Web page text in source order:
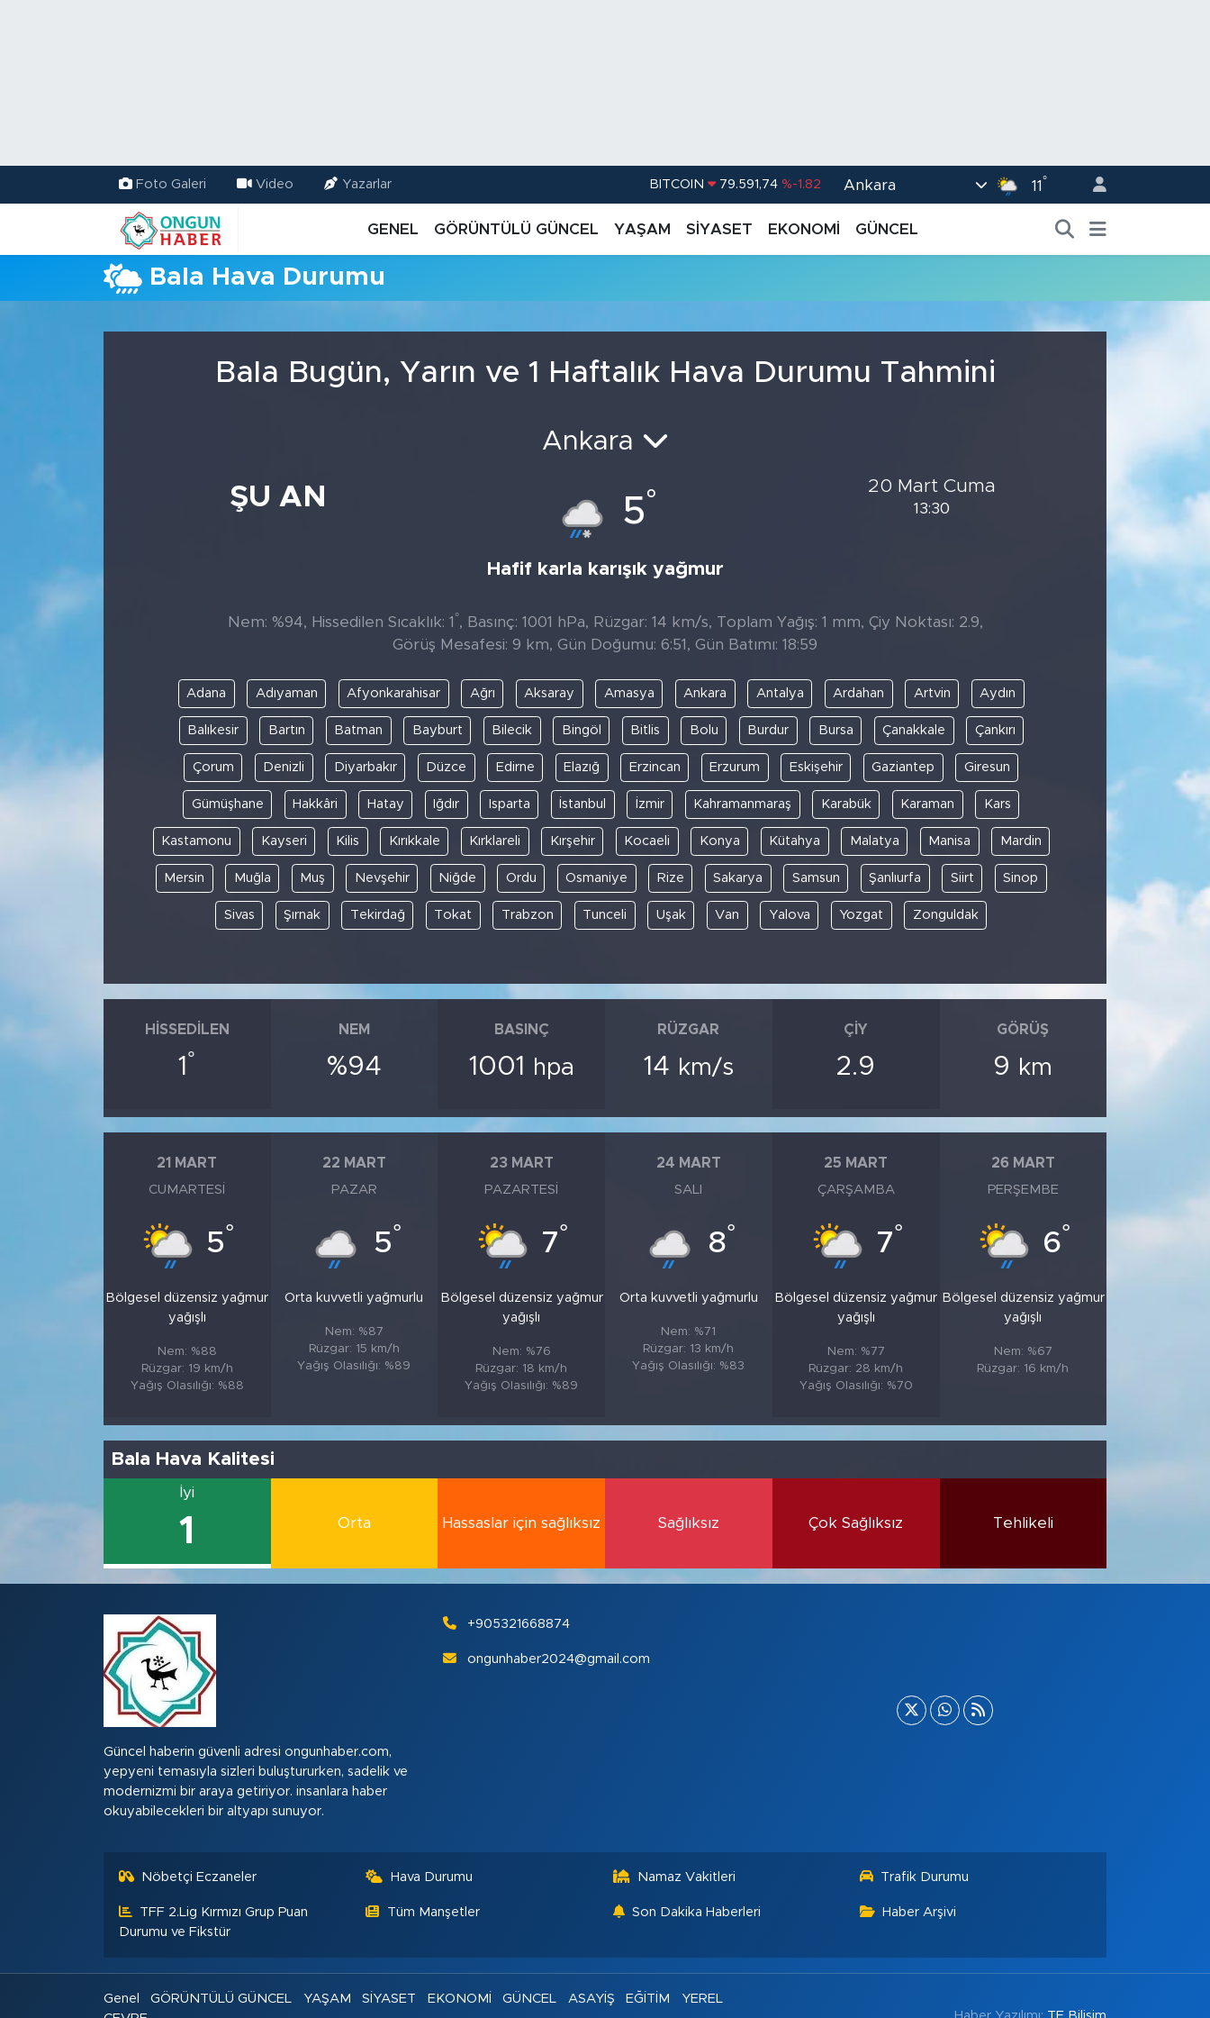
Foto Galeri Video Yazarlar BITCOIN 79.591,74 %-1.82 Ankara 11 °
GENEL GÖRÜNTÜLÜ GÜNCEL YAŞAM SİYASET EKONOMİ GÜNCEL
Bala Hava Durumu
Bala Bugün, Yarın ve 1 Haftalık Hava Durumu Tahmini
ŞU AN
Ankara
5°
Hafif karla karışık yağmur
20 Mart Cuma
13:30
Nem: %94, Hissedilen Sıcaklık: 1 °, Basınç: 1001 hPa, Rüzgar: 14 km/s, Toplam Yağış: 1 mm, Çiy Noktası: 2.9,
Görüş Mesafesi: 9 km, Gün Doğumu: 6:51, Gün Batımı: 18:59
Adana Adıyaman Afyonkarahisar Ağrı Aksaray Amasya Ankara Antalya Ardahan Artvin Aydın
Balıkesir Bartın Batman Bayburt Bilecik Bingöl Bitlis Bolu Burdur Bursa Çanakkale Çankırı
Çorum Denizli Diyarbakır Düzce Edirne Elazığ Erzincan Erzurum Eskişehir Gaziantep Giresun
Gümüşhane Hakkâri Hatay Iğdır Isparta İstanbul İzmir Kahramanmaraş Karabük Karaman Kars
Kastamonu Kayseri Kilis Kırıkkale Kırklareli Kırşehir Kocaeli Konya Kütahya Malatya Manisa Mardin
Mersin Muğla Muş Nevşehir Niğde Ordu Osmaniye Rize Sakarya Samsun Şanlıurfa Siirt Sinop
Sivas Şırnak Tekirdağ Tokat Trabzon Tunceli Uşak Van Yalova Yozgat Zonguldak
HISSEDILEN
1 °
NEM
%94
BASINÇ
1001 hpa
RÜZGAR
14 km/s
ÇIY
2.9
GÖRÜŞ
9 km
21 MART
CUMARTESI
5°
Bölgesel düzensiz yağmur
yağışlı
Nem: %88
Rüzgar: 19 km/h
Yağış Olasılığı: %88
22 MART
PAZAR
5°
Orta kuvvetli yağmurlu
Nem: %87
Rüzgar: 15 km/h
Yağış Olasılığı: %89
23 MART
PAZARTESI
7°
Bölgesel düzensiz yağmur
yağışlı
Nem: %76
Rüzgar: 18 km/h
Yağış Olasılığı: %89
24 MART
SALI
8°
Orta kuvvetli yağmurlu
Nem: %71
Rüzgar: 13 km/h
Yağış Olasılığı: %83
25 MART
ÇARŞAMBA
7°
Bölgesel düzensiz yağmur
yağışlı
Nem: %77
Rüzgar: 28 km/h
Yağış Olasılığı: %70
26 MART
PERŞEMBE
6°
Bölgesel düzensiz yağmur
yağışlı
Nem: %67
Rüzgar: 16 km/h
Bala Hava Kalitesi
İyi
1 Orta Hassaslar için sağlıksız Sağlıksız Çok Sağlıksız Tehlikeli
Güncel haberin güvenli adresi ongunhaber.com,
yepyeni temasıyla sizleri buluştururken, sadelik ve
modernizmi bir araya getiriyor. insanlara haber
okuyabilecekleri bir altyapı sunuyor.
+905321668874
ongunhaber2024@gmail.com
Nöbetçi Eczaneler Hava Durumu Namaz Vakitleri Trafik Durumu
TFF 2.Lig Kırmızı Grup Puan
Durumu ve Fikstür
Tüm Manşetler Son Dakika Haberleri Haber Arşivi
Genel GÖRÜNTÜLÜ GÜNCEL YAŞAM SİYASET EKONOMİ GÜNCEL ASAYİŞ EĞİTİM
YEREL
Trafik Durumu
TFF 2.Lig Kırmızı Grup Puan Durumu ve Fikstür
Tüm Manşetler